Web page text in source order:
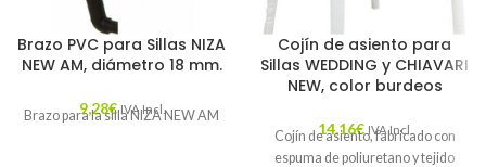
Brazo PVC para Sillas NIZA
NEW AM, diámetro 18 mm.
9,28€ IVA Incl.
Brazo para la silla NIZA NEW AM
Cojín de asiento para
Sillas WEDDING y CHIAVARI
NEW, color burdeos
14,16€ IVA Incl.
Cojín de asiento, fabricado con
espuma de poliuretano y tejido